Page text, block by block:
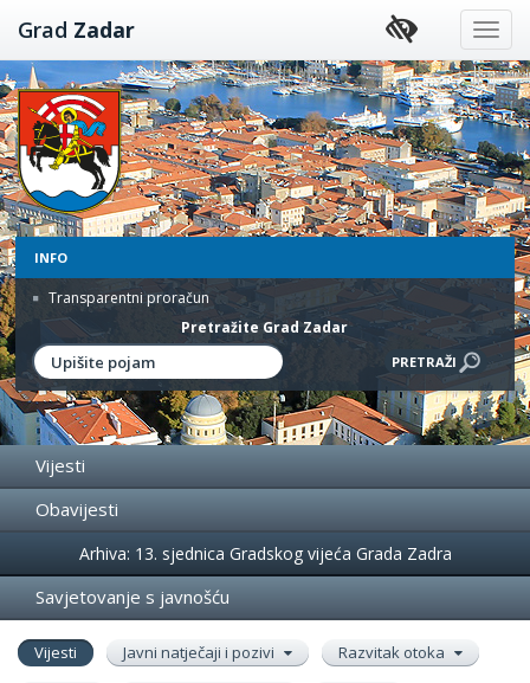
Preskoči
na
sadržaj
Grad Zadar
INFO
Transparentni proračun
Pretražite Grad Zadar
Vijesti
Obavijesti
Događanja
Arhiva: 13. sjednica Gradskog vijeća Grada Zadra
Savjetovanje s javnošću
Vijesti Javni natječaji i pozivi
Razvitak otoka